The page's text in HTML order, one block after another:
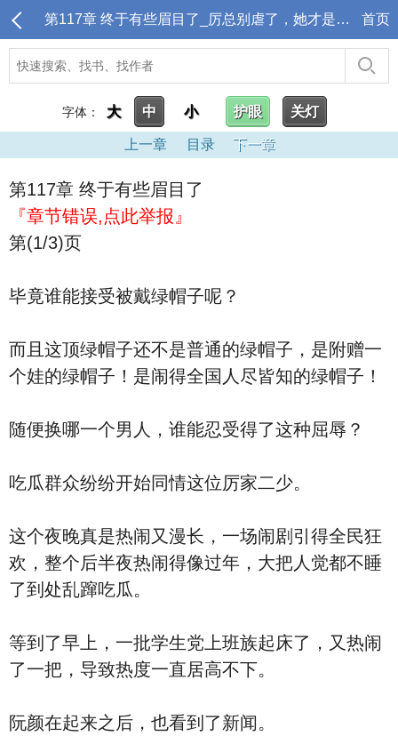
第117章 终于有些眉目了_厉总别虐了，她才是你的白月光 首页
字体： 大 中 小 护眼 关灯
上一章 目录 下一章
第117章 终于有些眉目了
『章节错误,点此举报』
第(1/3)页
毕竟谁能接受被戴绿帽子呢？
而且这顶绿帽子还不是普通的绿帽子，是附赠一
个娃的绿帽子！是闹得全国人尽皆知的绿帽子！
随便换哪一个男人，谁能忍受得了这种屈辱？
吃瓜群众纷纷开始同情这位厉家二少。
这个夜晚真是热闹又漫长，一场闹剧引得全民狂
欢，整个后半夜热闹得像过年，大把人觉都不睡
了到处乱蹿吃瓜。
等到了早上，一批学生党上班族起床了，又热闹
了一把，导致热度一直居高不下。
阮颜在起来之后，也看到了新闻。